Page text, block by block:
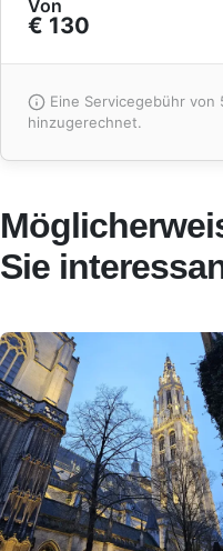
Von
€ 130
Eine Servicegebühr von
hinzugerechnet.
Sie